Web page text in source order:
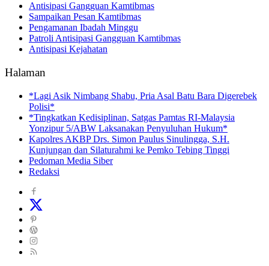
Antisipasi Gangguan Kamtibmas
Sampaikan Pesan Kamtibmas
Pengamanan Ibadah Minggu
Patroli Antisipasi Gangguan Kamtibmas
Antisipasi Kejahatan
Halaman
*Lagi Asik Nimbang Shabu, Pria Asal Batu Bara Digerebek
Polisi*
*Tingkatkan Kedisiplinan, Satgas Pamtas RI-Malaysia
Yonzipur 5/ABW Laksanakan Penyuluhan Hukum*
Kapolres AKBP Drs. Simon Paulus Sinulingga, S.H.
Kunjungan dan Silaturahmi ke Pemko Tebing Tinggi
Pedoman Media Siber
Redaksi